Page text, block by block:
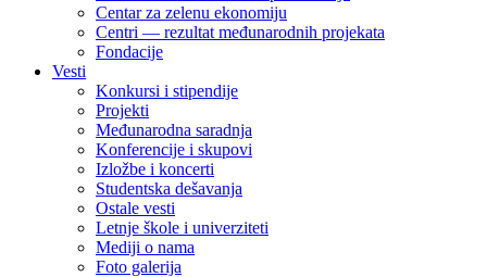
Centar za zelenu ekonomiju
Centri — rezultat međunarodnih projekata
Fondacije
Vesti
Konkursi i stipendije
Projekti
Međunarodna saradnja
Konferencije i skupovi
Izložbe i koncerti
Studentska dešavanja
Ostale vesti
Letnje škole i univerziteti
Mediji o nama
Foto galerija